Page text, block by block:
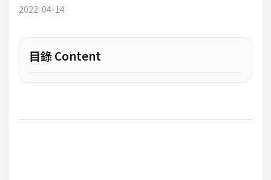
2022-04-14
目錄 Content